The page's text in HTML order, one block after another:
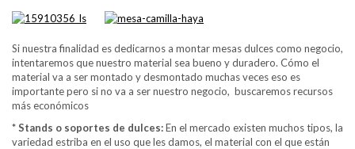
Si nuestra finalidad es dedicarnos a montar mesas dulces como negocio,
intentaremos que nuestro material sea bueno y duradero. Cómo el
material va a ser montado y desmontado muchas veces eso es
importante pero si no va a ser nuestro negocio, buscaremos recursos
más económicos
* Stands o soportes de dulces:En el mercado existen muchos tipos, la
variedad estriba en el uso que les damos, el material con el que están